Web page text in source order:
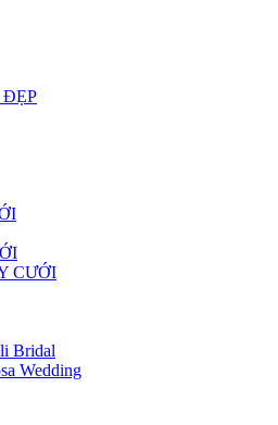
CƯỚI
Bridal
Wedding